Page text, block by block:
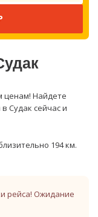
ценам! Найдете
Судак сейчас и
194 км.
рейса! Ожидание